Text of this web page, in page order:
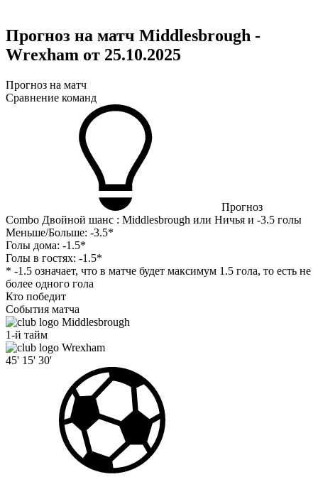
Прогноз на матч Middlesbrough -
Wrexham от 25.10.2025
Прогноз на матч
Сравнение команд
Прогноз
Combo Двойной шанс : Middlesbrough или Ничья и -3.5 голы
Меньше/Больше: -3.5*
Голы дома: -1.5*
Голы в гостях: -1.5*
* -1.5 означает, что в матче будет максимум 1.5 гола, то есть не
более одного гола
Кто победит
События матча
Middlesbrough
1-й тайм
Wrexham
45' 15' 30'